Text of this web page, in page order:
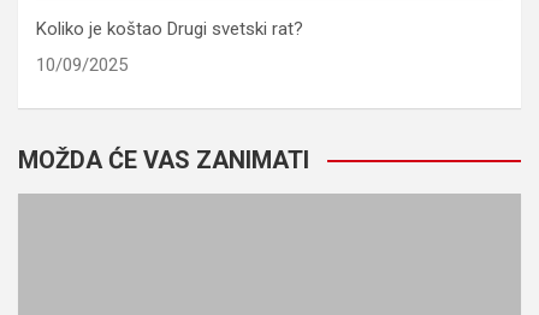
Koliko je koštao Drugi svetski rat?
10/09/2025
MOŽDA ĆE VAS ZANIMATI